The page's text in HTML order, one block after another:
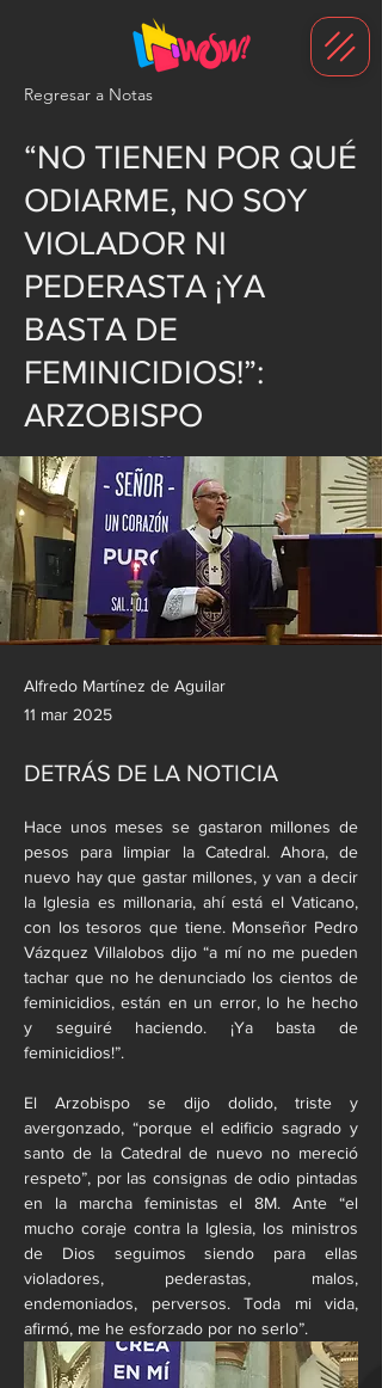
Regresar a Notas
“NO TIENEN POR QUÉ
ODIARME, NO SOY
VIOLADOR NI
PEDERASTA ¡YA
BASTA DE
FEMINICIDIOS!”:
ARZOBISPO
Alfredo Martínez de Aguilar
11 mar 2025
DETRÁS DE LA NOTICIA
Hace unos meses se gastaron millones de
pesos para limpiar la Catedral. Ahora, de
nuevo hay que gastar millones, y van a decir
la Iglesia es millonaria, ahí está el Vaticano,
con los tesoros que tiene. Monseñor Pedro
Vázquez Villalobos dijo “a mí no me pueden
tachar que no he denunciado los cientos de
feminicidios, están en un error, lo he hecho
y seguiré haciendo. ¡Ya basta de
feminicidios!”.
El Arzobispo se dijo dolido, triste y
avergonzado, “porque el edificio sagrado y
santo de la Catedral de nuevo no mereció
respeto”, por las consignas de odio pintadas
en la marcha feministas el 8M. Ante “el
mucho coraje contra la Iglesia, los ministros
de Dios seguimos siendo para ellas
violadores, pederastas, malos,
endemoniados, perversos. Toda mi vida,
afirmó, me he esforzado por no serlo”.